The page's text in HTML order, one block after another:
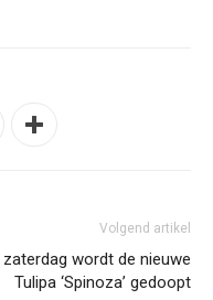
Volgend artikel
zaterdag wordt de nieuwe
Tulipa ‘Spinoza’ gedoopt